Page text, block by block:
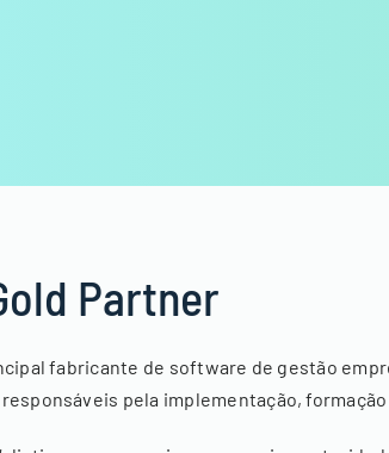
Partner
fabricante de software de gestão
pela implementação,